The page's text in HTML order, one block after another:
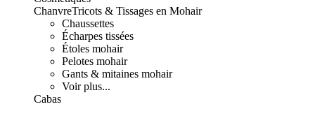
ChanvreTricots & Tissages en Mohair
Chaussettes
Écharpes tissées
Étoles mohair
Pelotes mohair
Gants & mitaines mohair
Voir plus...
Cabas